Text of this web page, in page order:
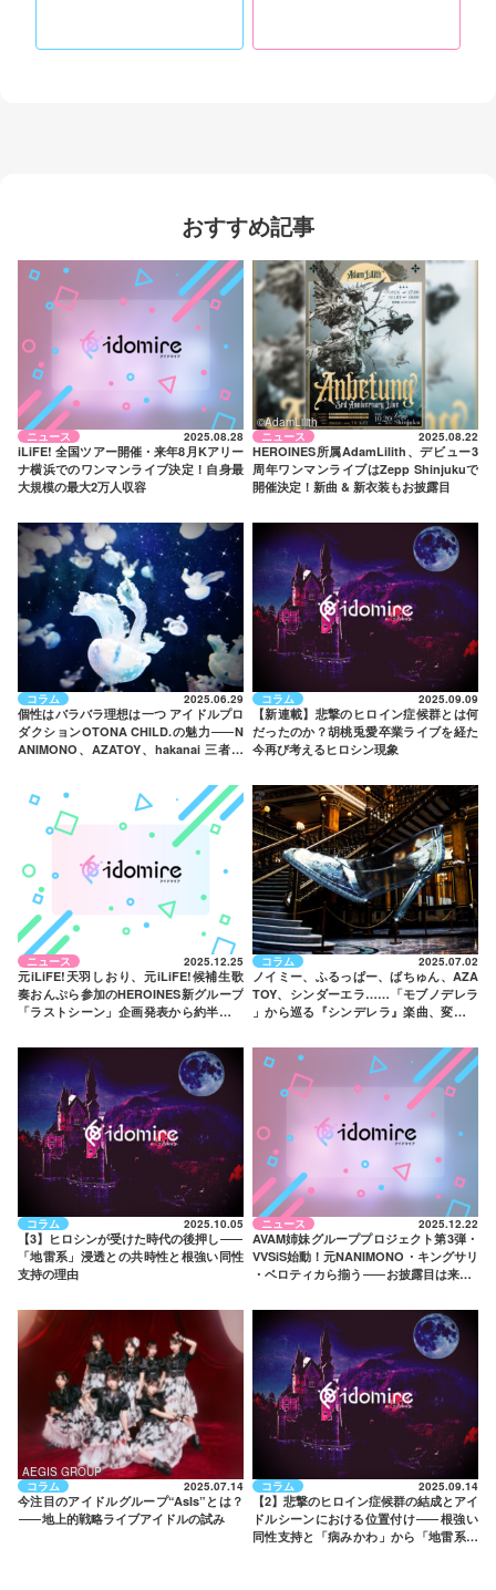
おすすめ記事
ニュース 2025.08.28
iLiFE! 全国ツアー開催・来年8月Kアリー
ナ横浜でのワンマンライブ決定！自身最
大規模の最大2万人収容
©AdamLilith
ニュース
2025.08.22
HEROINES所属AdamLilith、デビュー3
周年ワンマンライブはZepp Shinjukuで
開催決定！新曲 & 新衣装もお披露目
コラム 2025.06.29
個性はバラバラ理想は一つ アイドルプロ
ダクションOTONA CHILD.の魅力——N
ANIMONO、AZATOY、hakanai 三者三
コラム 2025.09.09
【新連載】悲撃のヒロイン症候群とは何
だったのか？胡桃兎愛卒業ライブを経た
今再び考えるヒロシン現象
ニュース 2025.12.25
元iLiFE!天羽しおり、元iLiFE!候補生歌
奏おんぷら参加のHEROINES新グループ
「ラストシーン」企画発表から約半年で
コラム 2025.07.02
ノイミー、ふるっぱー、ばちゅん、AZA
TOY、シンダーエラ……「モブノデレラ
」から巡る『シンデレラ』楽曲、変わら
コラム 2025.10.05
【3】ヒロシンが受けた時代の後押し——
「地雷系」浸透との共時性と根強い同性
支持の理由
ニュース 2025.12.22
AVAM姉妹グループプロジェクト第3弾・
VVSiS始動！元NANIMONO・キングサリ
・ベロティカら揃う ——お披露目は来年1
AEGIS GROUP
コラム
2025.07.14
今注目のアイドルグループ“AsIs”とは？
——地上的戦略ライブアイドルの試み
コラム 2025.09.14
【2】悲撃のヒロイン症候群の結成とアイ
ドルシーンにおける位置付け——根強い
同性支持と「病みかわ」から「地雷系」